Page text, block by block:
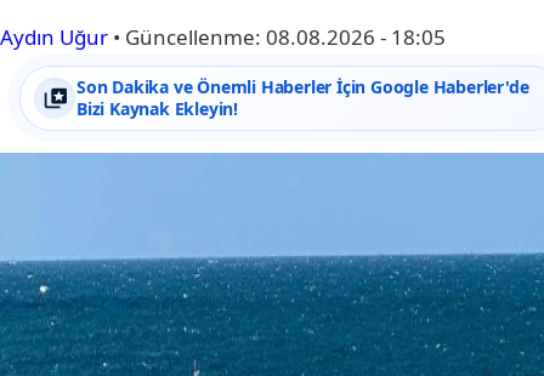
Aydın Uğur • Güncellenme: 08.08.2026 - 18:05
Son Dakika ve Önemli Haberler İçin Google Haberler'de
Bizi Kaynak Ekleyin!